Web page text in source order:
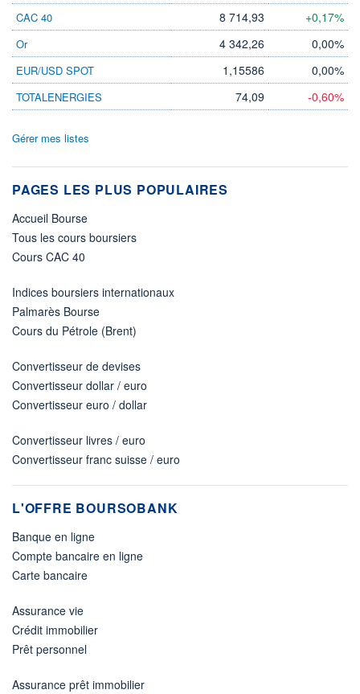
CAC 40 8 714,93 +0,17%
Or 4 342,26 0,00%
EUR/USD SPOT 1,15586 0,00%
TOTALENERGIES 74,09 -0,60%
Gérer mes listes
PAGES LES PLUS POPULAIRES
Accueil Bourse
Tous les cours boursiers
Cours CAC 40
Indices boursiers internationaux
Palmarès Bourse
Cours du Pétrole (Brent)
Convertisseur de devises
Convertisseur dollar / euro
Convertisseur euro / dollar
Convertisseur livres / euro
Convertisseur franc suisse / euro
L'OFFRE BOURSOBANK
Banque en ligne
Compte bancaire en ligne
Carte bancaire
Assurance vie
Crédit immobilier
Prêt personnel
Assurance prêt immobilier